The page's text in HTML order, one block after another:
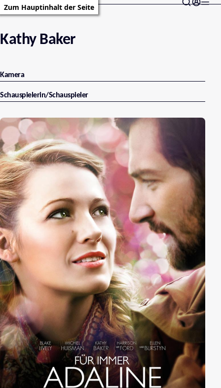
Zum Hauptinhalt der Seite
Kathy Baker
Kamera
Schauspielerin/Schauspieler